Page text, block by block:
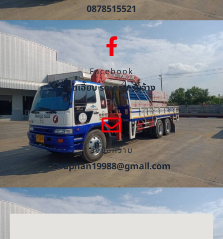
0878515521
Facebook
รถเฮี๊ยบ รถเครน รับจ้าง
ส่งข้อความ
Oraphan19988@gmail.com